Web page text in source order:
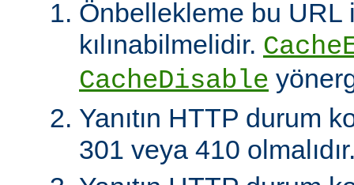
Önbellekleme bu URL
kılınabilmelidir.
CacheDisable
Yanıtın HTTP durum
301 veya 410